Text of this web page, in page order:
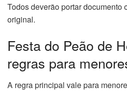
Todos deverão portar documento
original.
Festa do Peão de
regras para
A regra principal vale para